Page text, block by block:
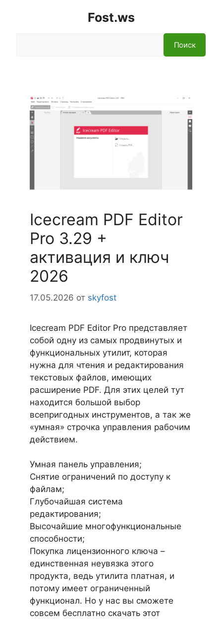
Fost.ws
Поиск
Icecream PDF Editor
Pro 3.29 +
активация и ключ
2026
17.05.2026 от skyfost
Icecream PDF Editor Pro представляет
собой одну из самых продвинутых и
функциональных утилит, которая
нужна для чтения и редактирования
текстовых файлов, имеющих
расширение PDF. Для этих целей тут
находится большой выбор
всепригодных инструментов, а так же
«умная» строчка управления рабочим
действием.
Умная панель управления;
Снятие ограничений по доступу к
файлам;
Глубочайшая система
редактирования;
Высочайшие многофункциональные
способности;
Покупка лицензионного ключа –
единственная неувязка этого
продукта, ведь утилита платная, и
потому имеет ограниченный
функционал. Но у нас вы сможете
совсем бесплатно скачать этот